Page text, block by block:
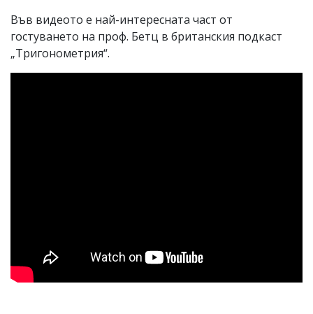
Във видеото е най-интересната част от
гостуването на проф. Бетц в британския подкаст
„Тригонометрия“.